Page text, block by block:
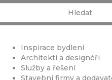
Inspirace bydlení
Architekti a designéři
Služby a řešení
Stavební firmy a